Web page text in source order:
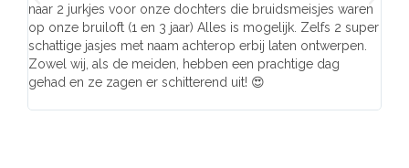
naar 2 jurkjes voor onze dochters die bruidsmeisjes waren
op onze bruiloft (1 en 3 jaar) Alles is mogelijk. Zelfs 2 super
schattige jasjes met naam achterop erbij laten ontwerpen.
Zowel wij, als de meiden, hebben een prachtige dag
gehad en ze zagen er schitterend uit! 😍